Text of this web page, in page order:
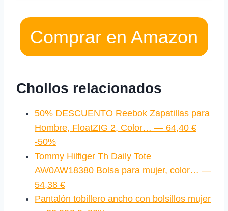
Comprar en Amazon
Chollos relacionados
50% DESCUENTO Reebok Zapatillas para
Hombre, FloatZIG 2, Color… — 64,40 €
-50%
Tommy Hilfiger Th Daily Tote
AW0AW18380 Bolsa para mujer, color… —
54,38 €
Pantalón tobillero ancho con bolsillos mujer